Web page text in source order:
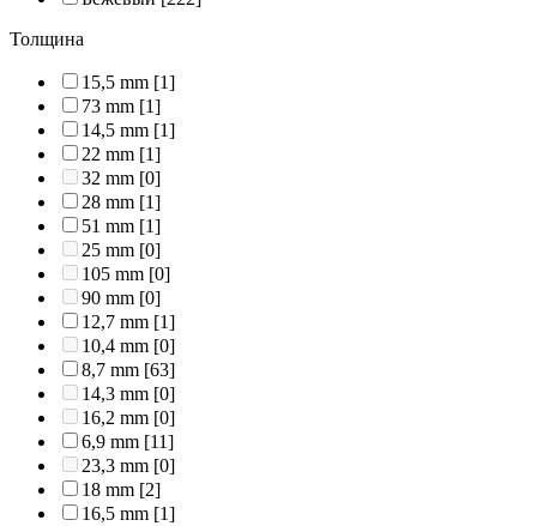
Толщина
15,5 mm [1]
73 mm [1]
14,5 mm [1]
22 mm [1]
32 mm [0]
28 mm [1]
51 mm [1]
25 mm [0]
105 mm [0]
90 mm [0]
12,7 mm [1]
10,4 mm [0]
8,7 mm [63]
14,3 mm [0]
16,2 mm [0]
6,9 mm [11]
23,3 mm [0]
18 mm [2]
16,5 mm [1]